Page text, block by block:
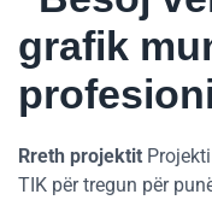
grafik
Rreth projektit
TIK për tregun për